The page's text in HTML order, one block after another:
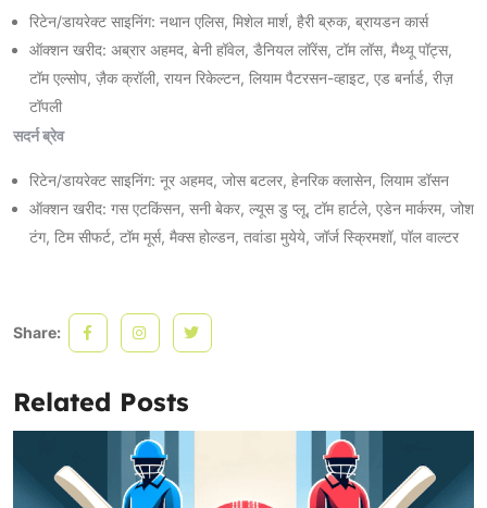
रिटेन/डायरेक्ट साइनिंग: नथान एलिस, मिशेल मार्श, हैरी ब्रुक, ब्रायडन कार्स
ऑक्शन खरीद: अब्रार अहमद, बेनी हॉवेल, डैनियल लॉरेंस, टॉम लॉस, मैथ्यू पॉट्स,
टॉम एल्सोप, ज़ैक क्रॉली, रायन रिकेल्टन, लियाम पैटरसन-व्हाइट, एड बर्नार्ड, रीज़
टॉपली
सदर्न ब्रेव
रिटेन/डायरेक्ट साइनिंग: नूर अहमद, जोस बटलर, हेनरिक क्लासेन, लियाम डॉसन
ऑक्शन खरीद: गस एटकिंसन, सनी बेकर, ल्यूस डु प्लू, टॉम हार्टले, एडेन मार्करम, जोश
टंग, टिम सीफर्ट, टॉम मूर्स, मैक्स होल्डन, तवांडा मुयेये, जॉर्ज स्क्रिमशॉ, पॉल वाल्टर
Share:
Related Posts